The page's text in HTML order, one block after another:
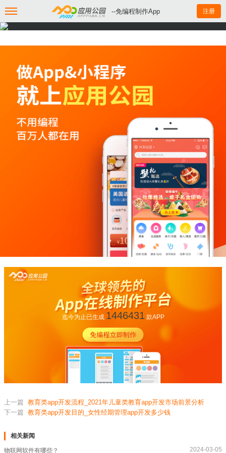
--免编程制作App 注册
迄今为止已生成 1446431款APP
上一篇 教育类app开发流程_2021年儿童类教育app开发市场前景分析
下一篇 教育类app开发目的_女性经期管理app开发多少钱
相关新闻
物联网软件有哪些？ 2024-03-05